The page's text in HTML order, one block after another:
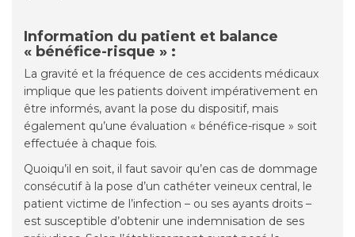
Information du patient et balance
« bénéfice-risque » :
La gravité et la fréquence de ces accidents médicaux
implique que les patients doivent impérativement en
être informés, avant la pose du dispositif, mais
également qu’une évaluation « bénéfice-risque » soit
effectuée à chaque fois.
Quoiqu’il en soit, il faut savoir qu’en cas de dommage
consécutif à la pose d’un cathéter veineux central, le
patient victime de l’infection – ou ses ayants droits –
est susceptible d’obtenir une indemnisation de ses